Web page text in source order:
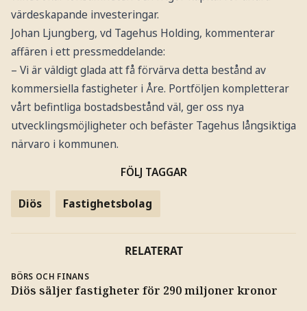
värdeskapande investeringar.
Johan Ljungberg, vd Tagehus Holding, kommenterar
affären i ett pressmeddelande:
– Vi är väldigt glada att få förvärva detta bestånd av
kommersiella fastigheter i Åre. Portföljen kompletterar
vårt befintliga bostadsbestånd väl, ger oss nya
utvecklingsmöjligheter och befäster Tagehus långsiktiga
närvaro i kommunen.
FÖLJ TAGGAR
Diös Fastighetsbolag
RELATERAT
BÖRS OCH FINANS
Diös säljer fastigheter för 290 miljoner kronor